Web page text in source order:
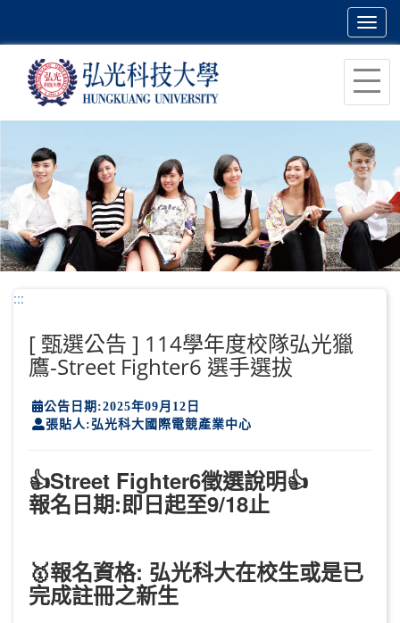
主
容
區
塊
:::
[ 甄選公告 ] 114學年度校隊弘光獵
鷹-Street Fighter6 選手選拔
公告日期:2025年09月12日
張貼人:弘光科大國際電競產業中心
👍Street Fighter6徵選說明👍
報名日期:即日起至9/18止
🥇報名資格: 弘光科大在校生或是已
完成註冊之新生